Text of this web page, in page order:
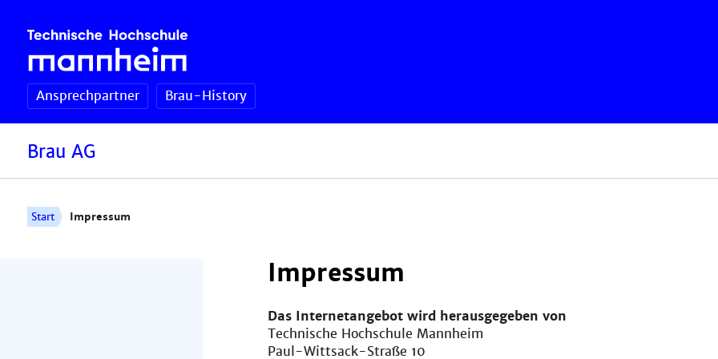
Ansprechpartner Brau-History
Brau AG
Start Impressum
Impressum
Das Internetangebot wird herausgegeben von
Technische Hochschule Mannheim
Paul-Wittsack-Straße 10